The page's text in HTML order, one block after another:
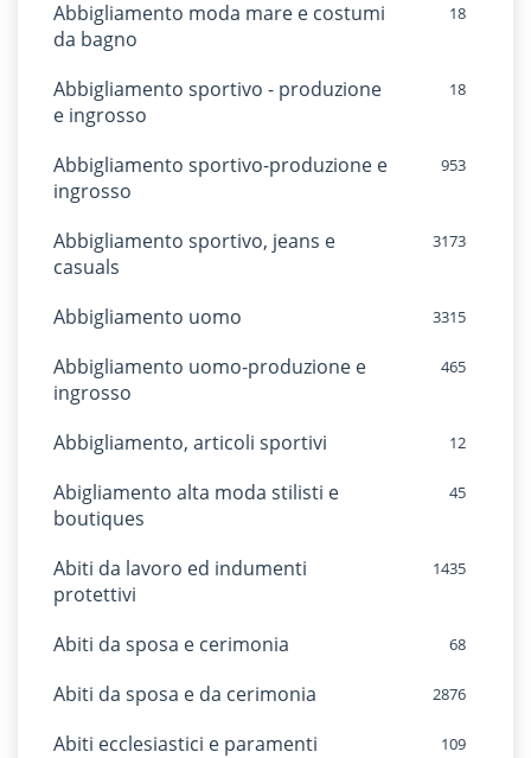
Abbigliamento moda mare e costumi
da bagno
18
Abbigliamento sportivo - produzione
e ingrosso
18
Abbigliamento sportivo-produzione e
ingrosso
953
Abbigliamento sportivo, jeans e
casuals
3173
Abbigliamento uomo 3315
Abbigliamento uomo-produzione e
ingrosso
465
Abbigliamento, articoli sportivi 12
Abigliamento alta moda stilisti e
boutiques
45
Abiti da lavoro ed indumenti
protettivi
1435
Abiti da sposa e cerimonia 68
Abiti da sposa e da cerimonia 2876
Abiti ecclesiastici e paramenti 109